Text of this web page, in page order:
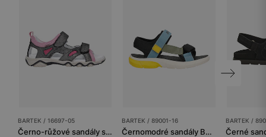
BARTEK / 16697-05
Černo-růžové sandály s glitry pro holčičky BARTEK 16697-05
BARTEK / 89001-16
Černomodré sandály BARTEK se žlutými prvky 89001-16
BARTEK /